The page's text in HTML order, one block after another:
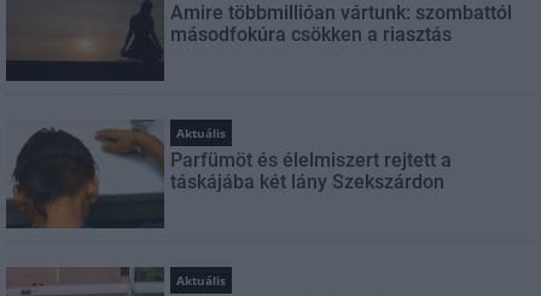
Amire többmillióan vártunk: szombattól
másodfokúra csökken a riasztás
Aktuális
Parfümöt és élelmiszert rejtett a
táskájába két lány Szekszárdon
Aktuális